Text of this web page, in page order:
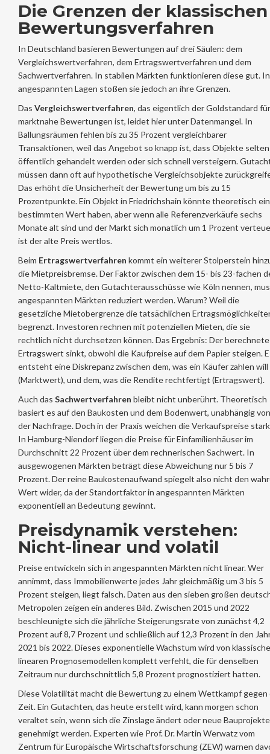
Die Grenzen der klassischen
Bewertungsverfahren
In Deutschland basieren Bewertungen auf drei Säulen: dem
Vergleichswertverfahren, dem Ertragswertverfahren und dem
Sachwertverfahren. In stabilen Märkten funktionieren diese gut. In
angespannten Lagen stoßen sie jedoch an ihre Grenzen.
Das Vergleichswertverfahren, das eigentlich der Goldstandard für
marktnahe Bewertungen ist, leidet hier unter Datenmangel. In
Ballungsräumen fehlen bis zu 35 Prozent vergleichbarer
Transaktionen, weil das Angebot so knapp ist, dass Objekte selten
öffentlich gehandelt werden oder sich schnell versteigern.
müssen dann oft auf hypothetische Vergleichsobjekte
Das erhöht die Unsicherheit der Bewertung um bis zu 15
Prozentpunkte. Ein Objekt in Friedrichshain könnte theoretisch
bestimmten Wert haben, aber wenn alle Referenzverkäufe sechs
Monate alt sind und der Markt sich monatlich um 1 Prozent
ist der alte Preis wertlos.
Beim Ertragswertverfahren kommt ein weiterer Stolperstein
die Mietpreisbremse. Der Faktor zwischen dem 15- bis 23-fachen
Netto-Kaltmiete, den Gutachterausschüsse wie Köln nennen,
angespannten Märkten reduziert werden. Warum? Weil die
gesetzliche Mietobergrenze die tatsächlichen
begrenzt. Investoren rechnen mit potenziellen Mieten, die sie
rechtlich nicht durchsetzen können. Das Ergebnis: Der berechnete
Ertragswert sinkt, obwohl die Kaufpreise auf dem Papier steigen.
entsteht eine Diskrepanz zwischen dem, was ein Käufer zahlen will
(Marktwert), und dem, was die Rendite rechtfertigt (Ertragswert).
Auch das Sachwertverfahren bleibt nicht unberührt. Theoretisch
basiert es auf den Baukosten und dem Bodenwert, unabhängig von
der Nachfrage. Doch in der Praxis weichen die Verkaufspreise
In Hamburg-Niendorf liegen die Preise für Einfamilienhäuser im
Durchschnitt 22 Prozent über dem rechnerischen Sachwert. In
ausgewogenen Märkten beträgt diese Abweichung nur 5 bis 7
Prozent. Der reine Baukostenaufwand spiegelt also nicht den
Wert wider, da der Standortfaktor in angespannten Märkten
exponentiell an Bedeutung gewinnt.
Preisdynamik verstehen:
Nicht-linear und volatil
Preise entwickeln sich in angespannten Märkten nicht linear. Wer
annimmt, dass Immobilienwerte jedes Jahr gleichmäßig um 3 bis 5
Prozent steigen, liegt falsch. Daten aus den sieben großen
Metropolen zeigen ein anderes Bild. Zwischen 2015 und 2022
beschleunigte sich die jährliche Steigerungsrate von zunächst 4,2
Prozent auf 8,7 Prozent und schließlich auf 12,3 Prozent in den
2021 bis 2022. Dieses exponentielle Wachstum wird von
linearen Prognosemodellen komplett verfehlt, die für denselben
Zeitraum nur durchschnittlich 5,8 Prozent prognostiziert hatten.
Diese Volatilität macht die Bewertung zu einem Wettkampf gegen
Zeit. Ein Gutachten, das heute erstellt wird, kann morgen schon
veraltet sein, wenn sich die Zinslage ändert oder neue Bauprojekte
genehmigt werden. Experten wie Prof. Dr. Martin Werwatz vom
Zentrum für Europäische Wirtschaftsforschung (ZEW) warnen